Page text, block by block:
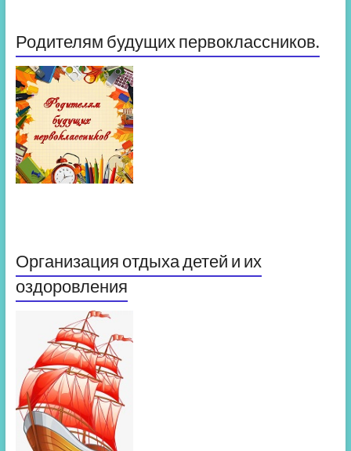
Родителям будущих первоклассников.
Организация отдыха детей и их
оздоровления